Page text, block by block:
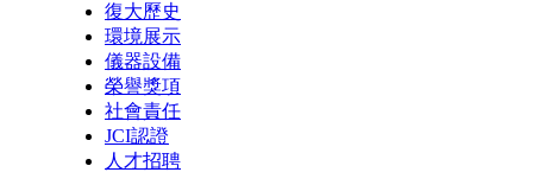
復大歷史
環境展示
儀器設備
榮譽獎項
社會責任
JCI認證
人才招聘